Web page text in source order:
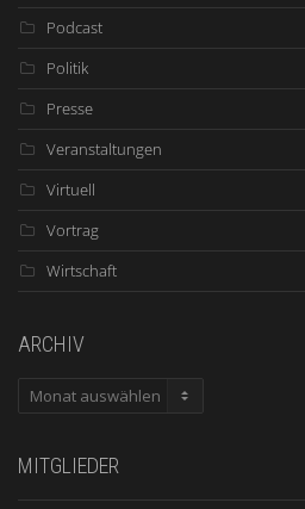
Podcast
Politik
Presse
Veranstaltungen
Virtuell
Vortrag
Wirtschaft
ARCHIV
ARCHIV
MITGLIEDER